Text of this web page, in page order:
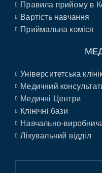
Правила прийому в
Вартість навчання
Приймальна коміся
Університетська
Медичний
Медичні Центри
Клінічні бази
Навчально-
Лікувальний відділ